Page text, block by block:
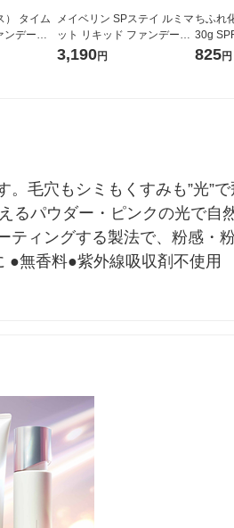
） タイム
デーシ
リフィル
・PA++
メイベリン SPステイ ルミマ
ット リキッド ファンデーシ
ョン C20 35ml
3,190円
ちふれ
30g
825円
毛穴もシミもくすみも”光”で
るパウダー・ピンクの光で自
ティングする製法で、粉感・
●無香料●紫外線吸収剤不使用